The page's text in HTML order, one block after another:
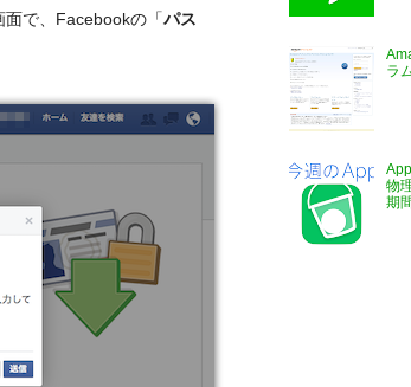
面で、Facebookの「パス
ラ
物
期